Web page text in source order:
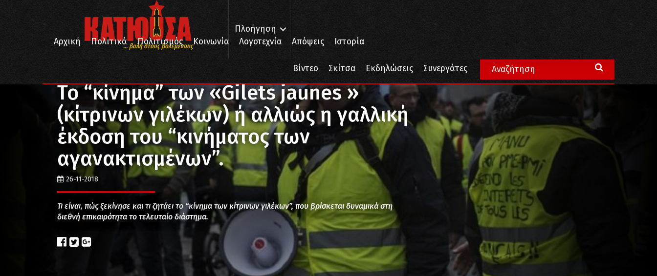
... βολή στους βολεμένους
Πλοήγηση
Αρχική
Πολιτικά Πολιτισμός Κοινωνία Λογοτεχνία Απόψεις Ιστορία
Βίντεο Σκίτσα Εκδηλώσεις Συνεργάτες
Πολιτικά Το “κίνημα” των «Gilets jaunes » (κίτρινων γιλέκων) ή αλλιώς η γαλλική έκδοση του “κινήματος των αγανακτισμένων”.
Το “κίνημα” των «Gilets jaunes »
(κίτρινων γιλέκων) ή αλλιώς η γαλλική
έκδοση του “κινήματος των
αγανακτισμένων”.
26-11-2018
Τι είναι, πώς ξεκίνησε και τι ζητάει το “κίνημα των κίτρινων γιλέκων”, που βρίσκεται δυναμικά στη
διεθνή επικαιρότητα το τελευταίο διάστημα.